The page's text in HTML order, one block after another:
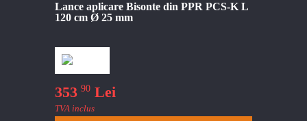
Lance aplicare Bisonte din PPR PCS-K L
120 cm Ø 25 mm
353 90 Lei
TVA inclus